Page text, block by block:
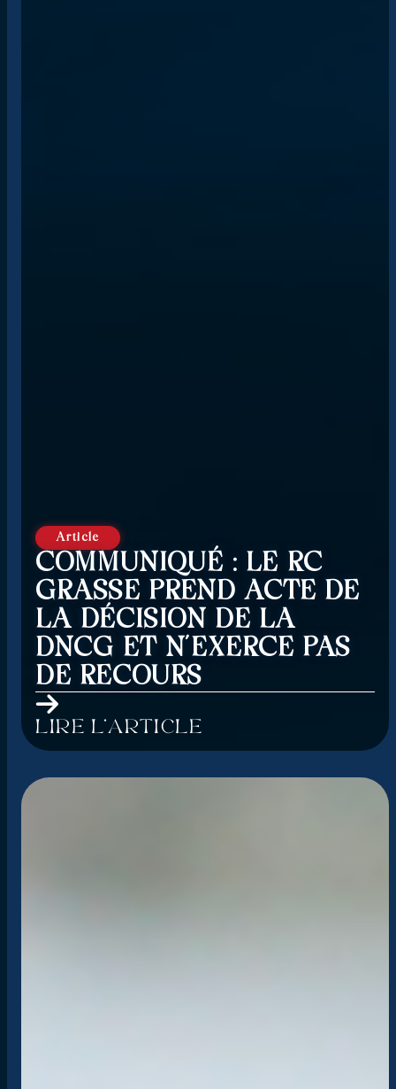
Article
COMMUNIQUÉ : LE RC
GRASSE PREND ACTE DE
LA DÉCISION DE LA
DNCG ET N’EXERCE PAS
DE RECOURS
Lire l'article